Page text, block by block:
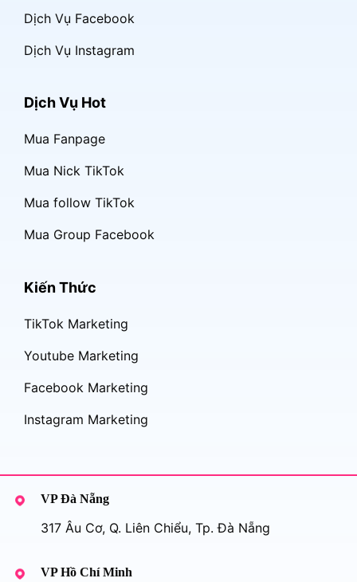
Dịch Vụ Facebook
Dịch Vụ Instagram
Dịch Vụ Hot
Mua Fanpage
Mua Nick TikTok
Mua follow TikTok
Mua Group Facebook
Kiến Thức
TikTok Marketing
Youtube Marketing
Facebook Marketing
Instagram Marketing
VP Đà Nẵng
317 Âu Cơ, Q. Liên Chiểu, Tp. Đà Nẵng
VP Hồ Chí Minh